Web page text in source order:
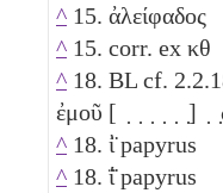
^ 15. ἀλείφαδος
^ 15. corr. ex κθ
^ 18. BL cf.
ἐμοῦ [ ̣ ̣ ̣ ̣ ̣ ̣] ̣ ̣ω
^ 18. ἰ̈ papyrus
^ 18. ΐ̈ papyrus